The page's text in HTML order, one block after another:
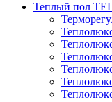
Теплый пол